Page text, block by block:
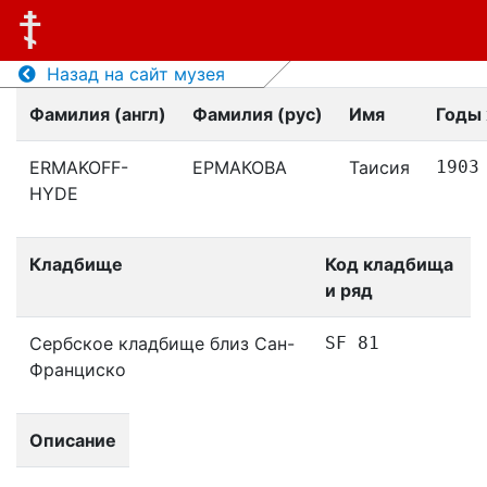
Назад на сайт музея
Фамилия (англ)
Фамилия (рус) Имя Годы
ERMAKOFF-
HYDE
ЕРМАКОВА Таисия 1903
Кладбище
Код кладбища
и ряд
Сербское кладбище близ Сан-
Франциско
SF 81
Описание